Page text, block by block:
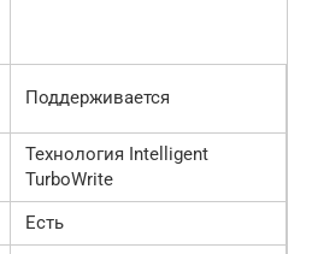
Поддерживается
Технология Intelligent
TurboWrite
Есть